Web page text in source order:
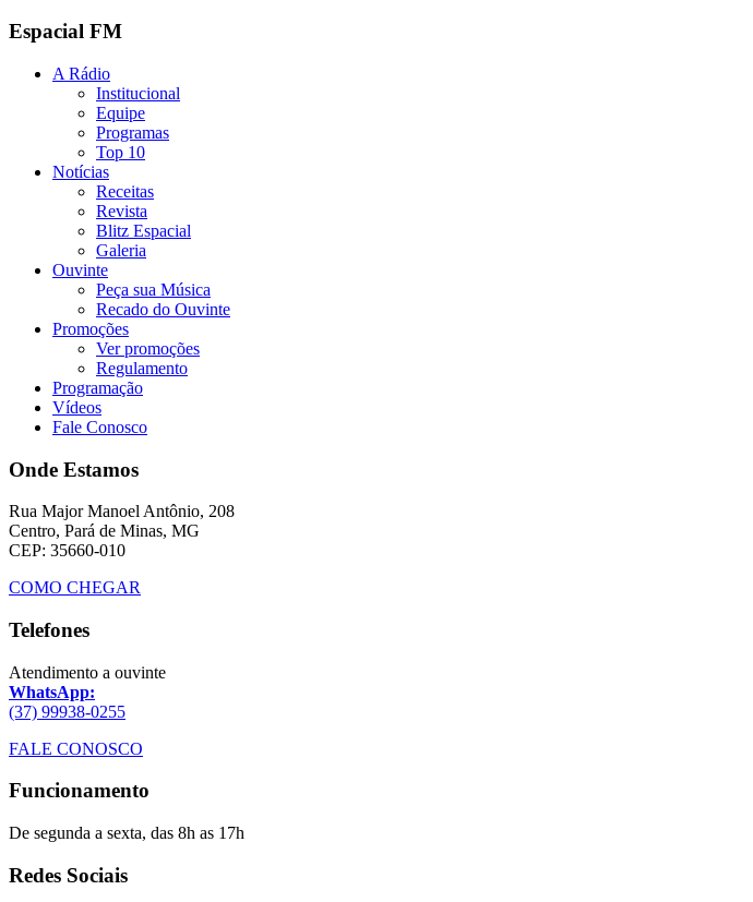
Espacial FM
A Rádio
Institucional
Equipe
Programas
Top 10
Notícias
Receitas
Revista
Blitz Espacial
Galeria
Ouvinte
Peça sua Música
Recado do Ouvinte
Promoções
Ver promoções
Regulamento
Programação
Vídeos
Fale Conosco
Onde Estamos
Rua Major Manoel Antônio, 208
Centro, Pará de Minas, MG
CEP: 35660-010
COMO CHEGAR
Telefones
Atendimento a ouvinte
WhatsApp:
(37) 99938-0255
FALE CONOSCO
Funcionamento
De segunda a sexta, das 8h as 17h
Redes Sociais